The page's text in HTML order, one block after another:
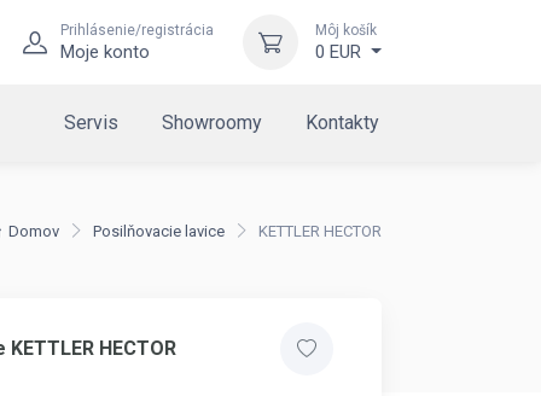
Prihlásenie/registrácia
Moje konto
Môj košík
0 EUR
Servis Showroomy Kontakty
Domov Posilňovacie lavice KETTLER HECTOR
HECTOR